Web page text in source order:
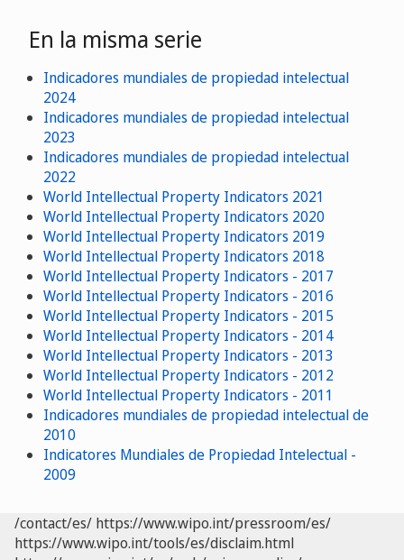
En la misma serie
Indicadores mundiales de propiedad intelectual
2024
Indicadores mundiales de propiedad intelectual
2023
Indicadores mundiales de propiedad intelectual
2022
World Intellectual Property Indicators 2021
World Intellectual Property Indicators 2020
World Intellectual Property Indicators 2019
World Intellectual Property Indicators 2018
World Intellectual Property Indicators - 2017
World Intellectual Property Indicators - 2016
World Intellectual Property Indicators - 2015
World Intellectual Property Indicators - 2014
World Intellectual Property Indicators - 2013
World Intellectual Property Indicators - 2012
World Intellectual Property Indicators - 2011
Indicadores mundiales de propiedad intelectual de
2010
Indicatores Mundiales de Propiedad Intelectual -
2009
/contact/es/ https://www.wipo.int/pressroom/es/
https://www.wipo.int/tools/es/disclaim.html